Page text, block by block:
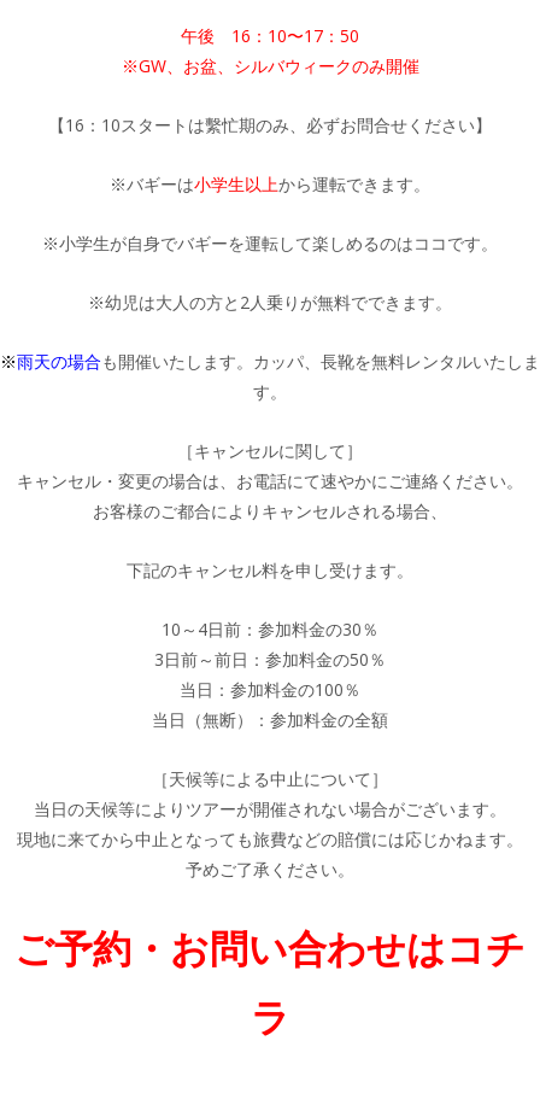
午後 16：10〜17：50
※GW、お盆、シルバウィークのみ開催
【16：10スタートは繫忙期のみ、必ずお問合せください】
※バギーは小学生以上から運転できます。
※小学生が自身でバギーを運転して楽しめるのはココです。
※幼児は大人の方と2人乗りが無料でできます。
※雨天の場合も開催いたします。カッパ、長靴を無料レンタルいたしま
す。
［キャンセルに関して］
キャンセル・変更の場合は、お電話にて速やかにご連絡ください。
お客様のご都合によりキャンセルされる場合、
下記のキャンセル料を申し受けます。
10～4日前：参加料金の30％
3日前～前日：参加料金の50％
当日：参加料金の100％
当日（無断）：参加料金の全額
［天候等による中止について］
当日の天候等によりツアーが開催されない場合がございます。
現地に来てから中止となっても旅費などの賠償には応じかねます。
予めご了承ください。
ご予約・お問い合わせはコチ
ラ